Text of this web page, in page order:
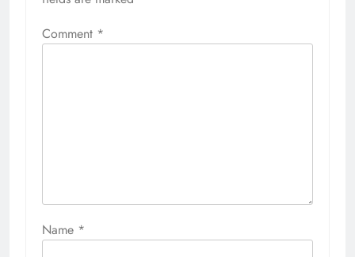
Comment *
Name *